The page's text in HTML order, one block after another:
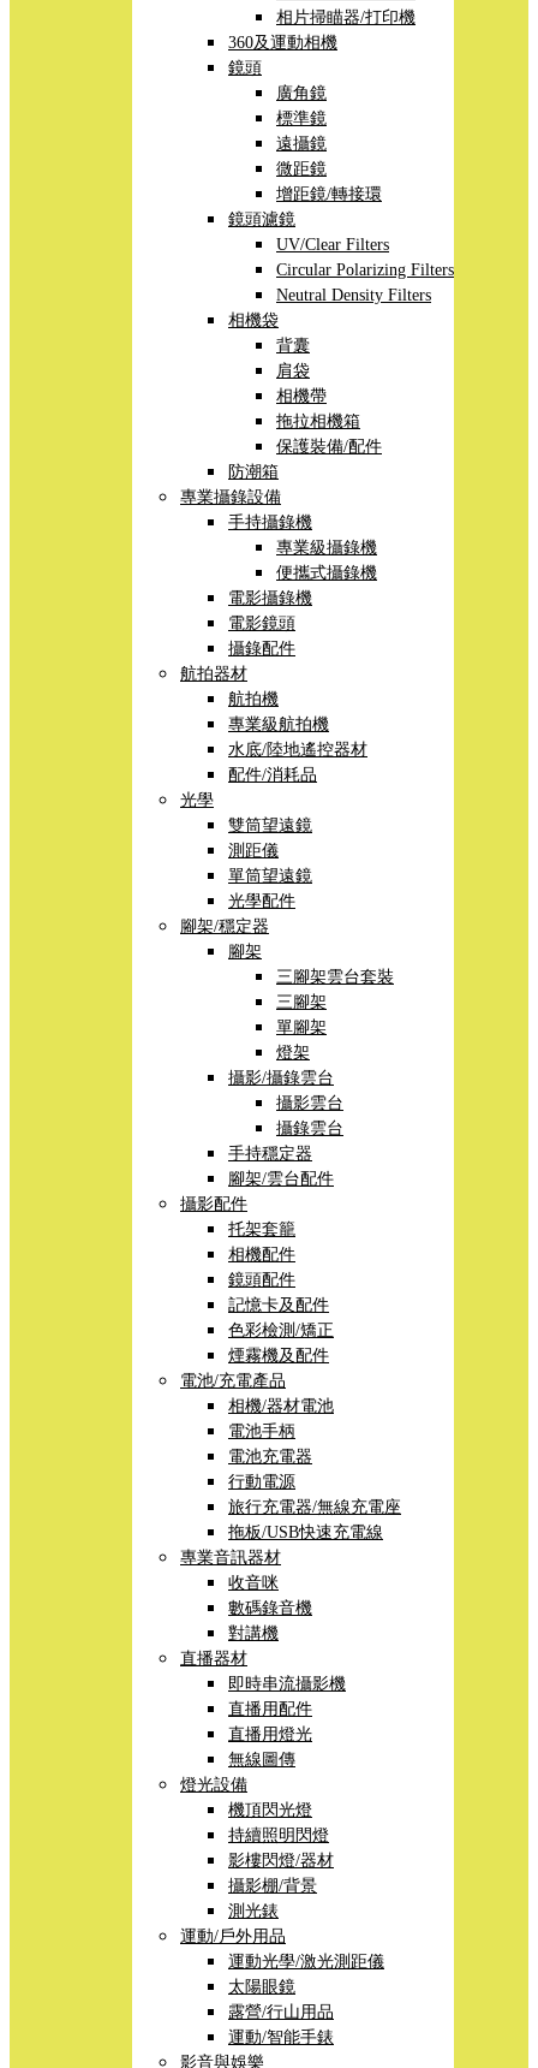
相片掃瞄器/打印機
360及運動相機
鏡頭
廣角鏡
標準鏡
遠攝鏡
微距鏡
增距鏡/轉接環
鏡頭濾鏡
UV/Clear Filters
Circular Polarizing Filters
Neutral Density Filters
相機袋
背囊
肩袋
相機帶
拖拉相機箱
保護裝備/配件
防潮箱
專業攝錄設備
手持攝錄機
專業級攝錄機
便攜式攝錄機
電影攝錄機
電影鏡頭
攝錄配件
航拍器材
航拍機
專業級航拍機
水底/陸地遙控器材
配件/消耗品
光學
雙筒望遠鏡
測距儀
單筒望遠鏡
光學配件
腳架/穩定器
腳架
三腳架雲台套裝
三腳架
單腳架
燈架
攝影/攝錄雲台
攝影雲台
攝錄雲台
手持穩定器
腳架/雲台配件
攝影配件
托架套籠
相機配件
鏡頭配件
記憶卡及配件
色彩檢測/矯正
煙霧機及配件
電池/充電產品
相機/器材電池
電池手柄
電池充電器
行動電源
旅行充電器/無線充電座
拖板/USB快速充電線
專業音訊器材
收音咪
數碼錄音機
對講機
直播器材
即時串流攝影機
直播用配件
直播用燈光
無線圖傳
燈光設備
機頂閃光燈
持續照明閃燈
影樓閃燈/器材
攝影棚/背景
測光錶
運動/戶外用品
運動光學/激光測距儀
太陽眼鏡
露營/行山用品
運動/智能手錶
影音與娛樂